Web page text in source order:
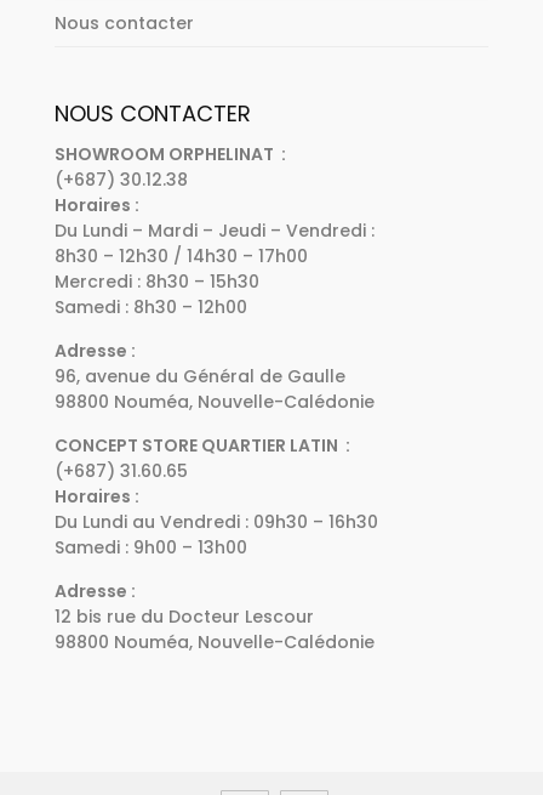
Nous contacter
NOUS CONTACTER
SHOWROOM ORPHELINAT :
(+687) 30.12.38
Horaires :
Du Lundi – Mardi – Jeudi – Vendredi :
8h30 – 12h30 / 14h30 – 17h00
Mercredi : 8h30 – 15h30
Samedi : 8h30 – 12h00
Adresse :
96, avenue du Général de Gaulle
98800 Nouméa, Nouvelle-Calédonie
CONCEPT STORE QUARTIER LATIN :
(+687) 31.60.65
Horaires :
Du Lundi au Vendredi : 09h30 – 16h30
Samedi : 9h00 – 13h00
Adresse :
12 bis rue du Docteur Lescour
98800 Nouméa, Nouvelle-Calédonie